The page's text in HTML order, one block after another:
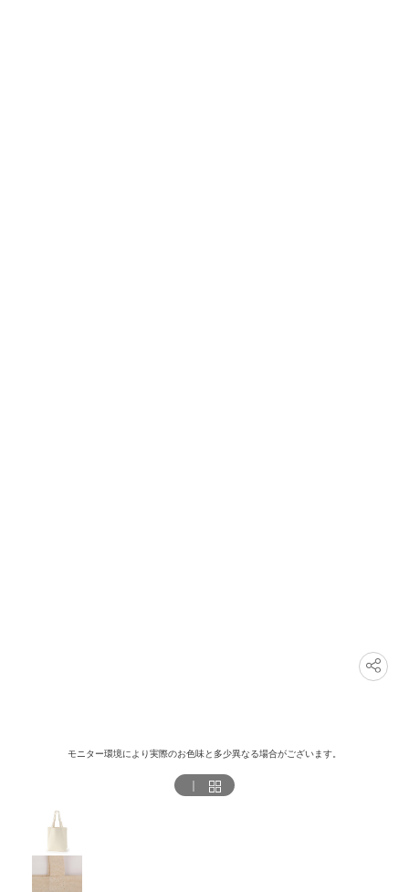
モニター環境により実際のお色味と多少異なる場合がございます。